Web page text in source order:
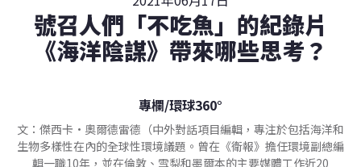
號召人們「不吃魚」的紀錄片
《海洋陰謀》帶來哪些思考？
專欄/環球360°
文：傑西卡·奧爾德雷德（中外對話項目編輯，專注於包括海洋和
生物多樣性在內的全球性環境議題。曾在《衛報》擔任環境副總編
輯一職10年，並在倫敦、雪梨和墨爾本的主要媒體工作近20